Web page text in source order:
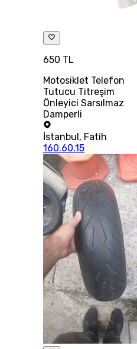
650 TL
Motosiklet Telefon
Tutucu Titreşim
Önleyici Sarsılmaz
Damperli
İstanbul , Fatih
160.60.15